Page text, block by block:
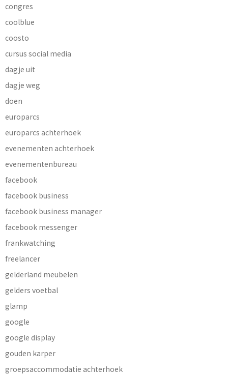
congres
coolblue
coosto
cursus social media
dagje uit
dagje weg
doen
europarcs
europarcs achterhoek
evenementen achterhoek
evenementenbureau
facebook
facebook business
facebook business manager
facebook messenger
frankwatching
freelancer
gelderland meubelen
gelders voetbal
glamp
google
google display
gouden karper
groepsaccommodatie achterhoek